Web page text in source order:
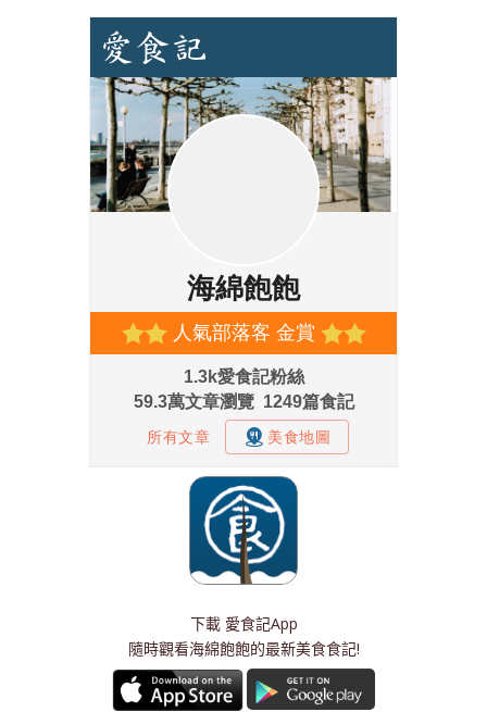
下載 愛食記App
隨時觀看海綿飽飽的最新美食食記!